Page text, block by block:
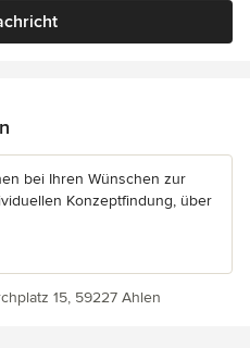
bei Ihren Wünschen zur
Konzeptfindung, über
15, 59227 Ahlen